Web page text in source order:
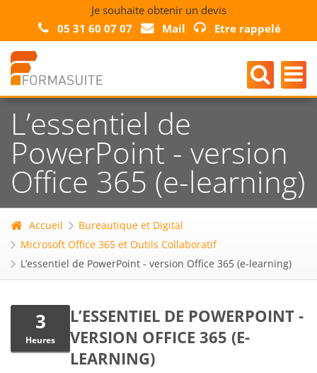
Je souhaite obtenir un devis
05 31 60 07 07
Mail Etre rappelé
L’essentiel de
PowerPoint - version
Office 365 (e-learning)
Accueil
Bureautique et Digital
Microsoft Office 365 et Outils Collaboratif
L’essentiel de PowerPoint - version Office 365 (e-learning)
3
Heures
L’ESSENTIEL DE POWERPOINT -
VERSION OFFICE 365 (E-
LEARNING)